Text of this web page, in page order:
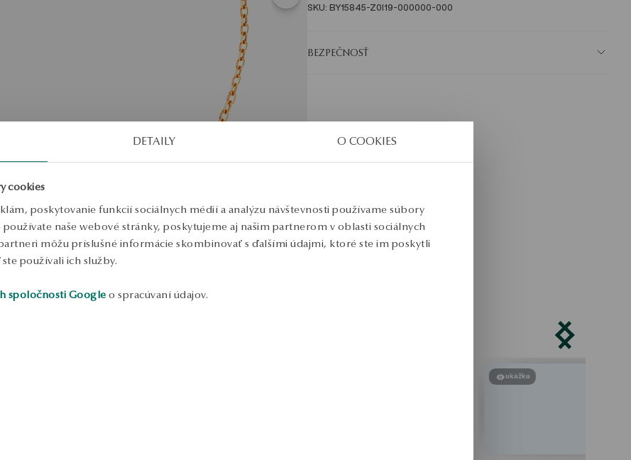
DETAILY O COOKIES
cookies
poskytovanie funkcií sociálnych médií a analýzu návštevnosti používame súbory
naše webové stránky, poskytujeme aj našim partnerom v oblasti sociálnych
môžu príslušné informácie skombinovať s ďalšími údajmi, ktoré ste im poskytli
používali ich služby.
spoločnosti Google o spracúvaní údajov.
SKU: BY15845-Z0I19-000000-000
BEZPEČNOSŤ
ukážka